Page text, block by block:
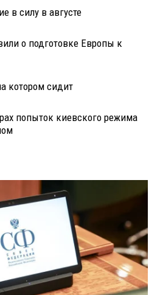
в силу в августе
о подготовке Европы к
котором сидит
попыток киевского режима